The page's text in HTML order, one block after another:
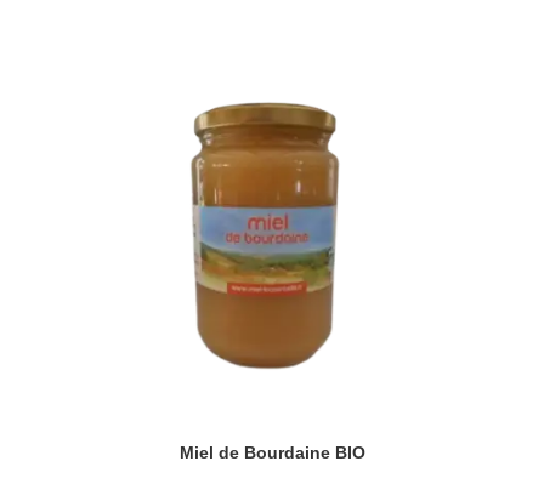
Miel de Bourdaine BIO